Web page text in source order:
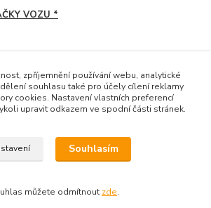
VOZU *
ČTVERCOVÝ vzor
zpříjemnění používání webu, analytické
souhlasu také pro účely cílení reklamy
cookies. Nastavení vlastních preferencí
upravit odkazem ve spodní části stránek.
Souhlasím
můžete odmítnout zde.